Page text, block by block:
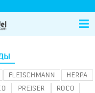
FLEISCHMANN
HERPA
PREISER
ROCO